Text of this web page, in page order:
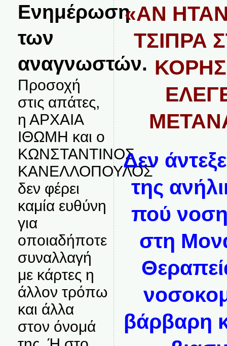
Ενημέρωση
των
αναγνωστών.
Προσοχή
στις απάτες,
η ΑΡΧΑΙΑ
ΙΘΩΜΗ και ο
ΚΩΝΣΤΑΝΤΙΝΟΣ
ΚΑΝΕΛΛΟΠΟΥΛΟΣ
δεν φέρει
καμία ευθύνη
για
οποιαδήποτε
συναλλαγή
με κάρτες η
άλλον τρόπω
και άλλα
στον όνομά
«ΑΝ
ΤΣΙΠΡΑ
Δεν
της
πού
στη
βάρβαρη